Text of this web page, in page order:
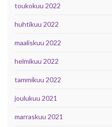
toukokuu 2022
huhtikuu 2022
maaliskuu 2022
helmikuu 2022
tammikuu 2022
joulukuu 2021
marraskuu 2021